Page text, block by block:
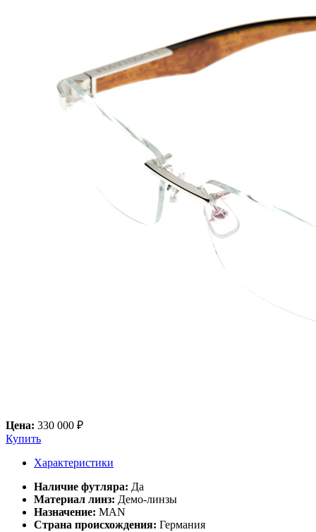
Цена: 330 000 ₽
Купить
Характеристики
Наличие футляра: Да
Материал линз: Демо-линзы
Назначение: MAN
Страна происхождения: Германия